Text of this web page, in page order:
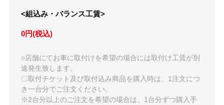
<組込み・バランス工賃>
0円(税込)
○店舗にてお車に取付けを希望の場合には取付け工賃が別
途発生致します。
〇取付チケット及び取付込み商品を購入時は、1注文につ
き一台分でご注文ください。
※2台分以上のご注文を希望の場合は、1台分ずつ購入手